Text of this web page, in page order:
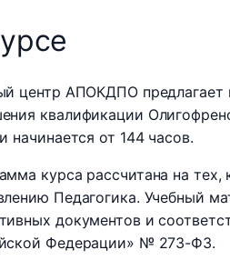
центр АПОКДПО предлагает
квалификации
начинается от 144 часов.
курса рассчитана на
Педагогика. Учебный
документов и
Федерации» № 273-ФЗ.